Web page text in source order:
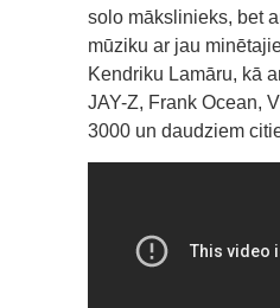
solo mākslinieks, bet
mūziku ar jau
Kendriku Lamāru, kā
JAY-Z, Frank Ocean,
3000 un daudziem